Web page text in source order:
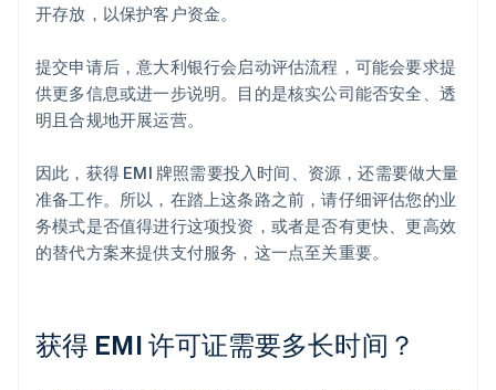
开存放，以保护客户资金。
提交申请后，意大利银行会启动评估流程，可能会要求提
供更多信息或进一步说明。目的是核实公司能否安全、透
明且合规地开展运营。
因此，获得 EMI 牌照需要投入时间、资源，还需要做大量
准备工作。所以，在踏上这条路之前，请仔细评估您的业
务模式是否值得进行这项投资，或者是否有更快、更高效
的替代方案来提供支付服务，这一点至关重要。
获得 EMI 许可证需要多长时间？